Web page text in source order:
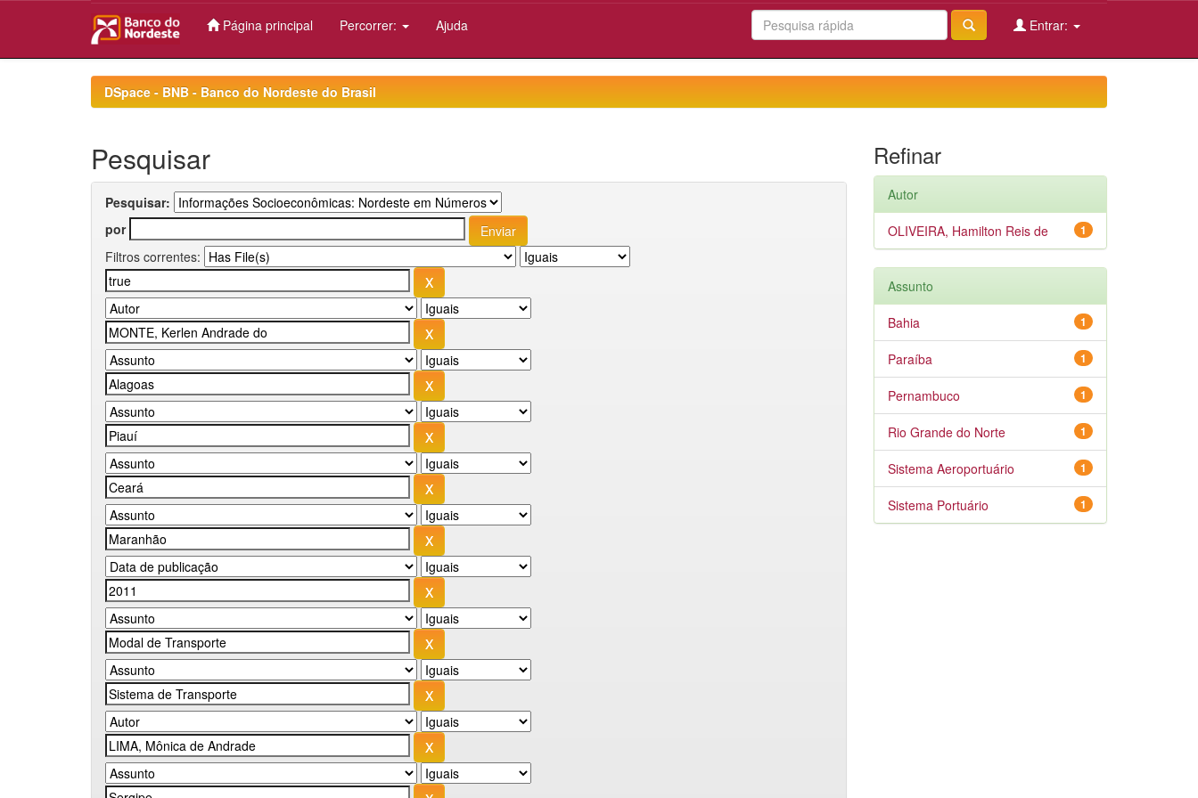
Página principal Percorrer: Ajuda Entrar:
DSpace - BNB - Banco do Nordeste do Brasil
Pesquisar
Pesquisar:
por
Filtros correntes:
Refinar
Autor
1
OLIVEIRA, Hamilton Reis de
Assunto
1
Bahia
1
Paraíba
1
Pernambuco
1
Rio Grande do Norte
1
Sistema Aeroportuário
1
Sistema Portuário